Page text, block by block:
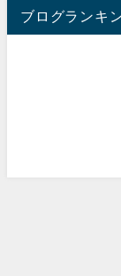
ブログランキ